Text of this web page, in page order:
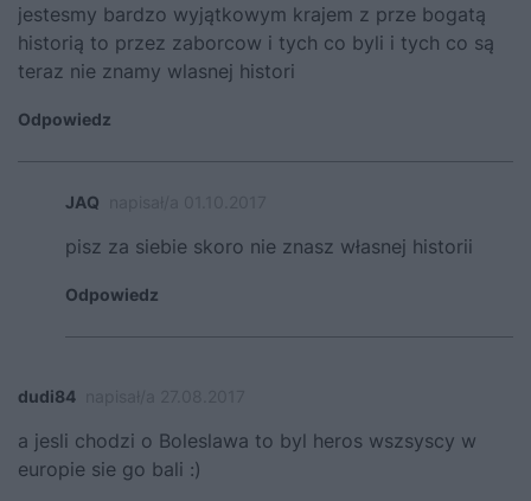
jestesmy bardzo wyjątkowym krajem z prze bogatą
historią to przez zaborcow i tych co byli i tych co są
teraz nie znamy wlasnej histori
Odpowiedz
JAQ
pisz za siebie skoro nie znasz własnej historii
Odpowiedz
dudi84
a jesli chodzi o Boleslawa to byl heros wszsyscy w
europie sie go bali :)